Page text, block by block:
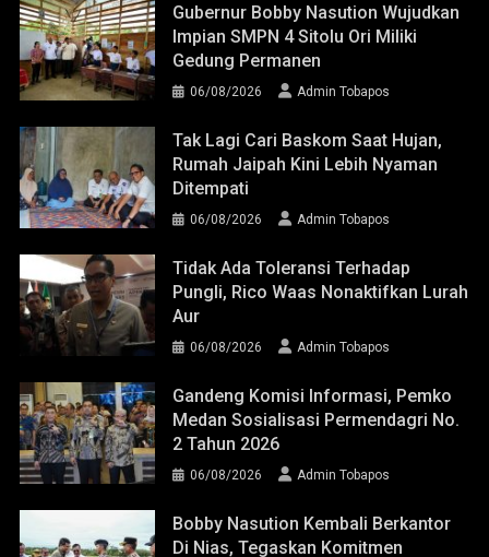
Gubernur Bobby Nasution Wujudkan
Impian SMPN 4 Sitolu Ori Miliki
Gedung Permanen
06/08/2026 Admin Tobapos
Tak Lagi Cari Baskom Saat Hujan,
Rumah Jaipah Kini Lebih Nyaman
Ditempati
06/08/2026 Admin Tobapos
Tidak Ada Toleransi Terhadap
Pungli, Rico Waas Nonaktifkan Lurah
Aur
06/08/2026 Admin Tobapos
Gandeng Komisi Informasi, Pemko
Medan Sosialisasi Permendagri No.
2 Tahun 2026
06/08/2026 Admin Tobapos
Bobby Nasution Kembali Berkantor
Di Nias, Tegaskan Komitmen